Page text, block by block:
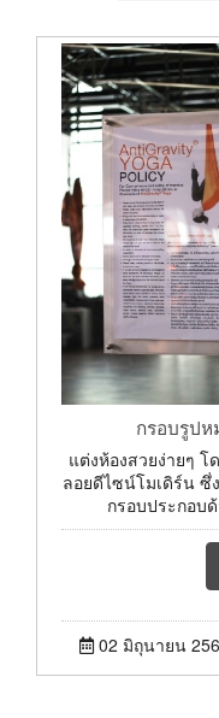
กรอบรูปห
แต่งห้องสวยง่ายๆ โ
ลอยดีไซน์โมเดิร์น ซึ่
กรอบประกอบ
02 มิถุนายน